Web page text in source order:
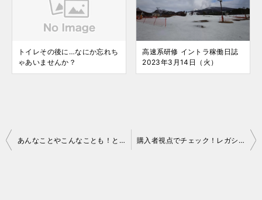
トイレその後に…なにか忘れち
ゃあいませんか？
高速系研修 イントラ稼働日誌
2023年3月14日（火）
投
あんなことやこんなことも！とても便利な SUBARU STARLINKのリモートサービス 購入者視点でチェック！レガシィアウトバックの気になるところ